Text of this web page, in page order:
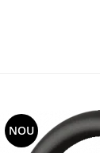
NOU